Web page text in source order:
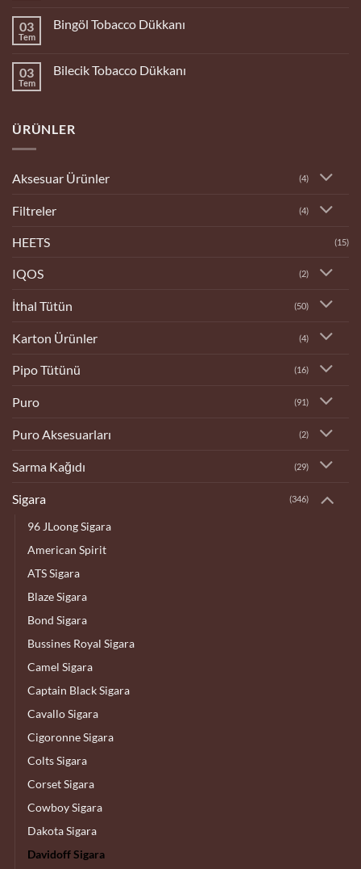
Tobacco
03
Tem
Bingöl Tobacco Dükkanı
Tobacco
03
Tem
Bilecik Tobacco Dükkanı
Dükkanı
ÜRÜNLER
Aksesuar Ürünler (4)
Filtreler (4)
HEETS (15)
IQOS (2)
İthal Tütün (50)
Karton Ürünler (4)
Pipo Tütünü (16)
Puro (91)
Puro Aksesuarları (2)
Sarma Kağıdı (29)
Sigara (346)
96 JLoong Sigara
American Spirit
ATS Sigara
Blaze Sigara
Bond Sigara
Bussines Royal Sigara
Camel Sigara
Captain Black Sigara
Cavallo Sigara
Cigoronne Sigara
Colts Sigara
Corset Sigara
Cowboy Sigara
Dakota Sigara
Davidoff Sigara